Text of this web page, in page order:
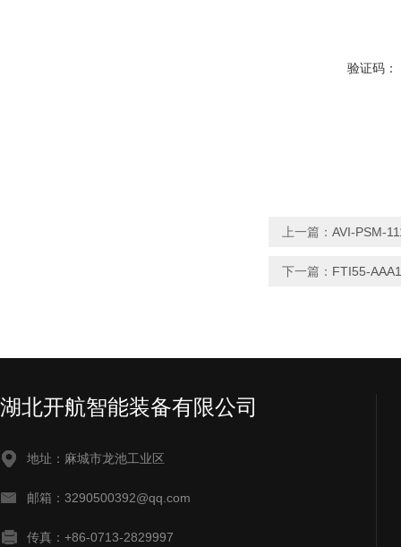
验证码：
上一篇： AVI-PSM-
下一篇： FTI55-
湖北开航智能装备有限公司
地址：麻城市龙池工业区
邮箱：3290500392@qq.com
传真：+86-0713-2829997